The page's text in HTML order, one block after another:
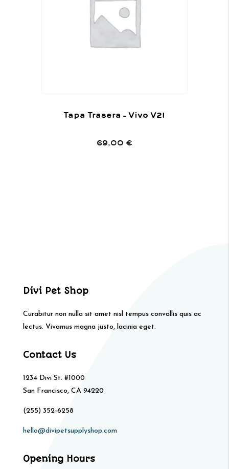
Tapa Trasera – Vivo V21
69,00 €
Divi Pet Shop
Curabitur non nulla sit amet nisl tempus convallis quis ac
lectus. Vivamus magna justo, lacinia eget.
Contact Us
1234 Divi St. #1000
San Francisco, CA 94220
(255) 352-6258
hello@divipetsupplyshop.com
Opening Hours